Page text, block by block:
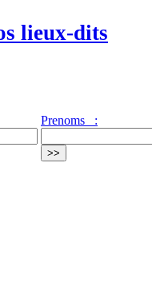
lieux-dits
Prenoms :